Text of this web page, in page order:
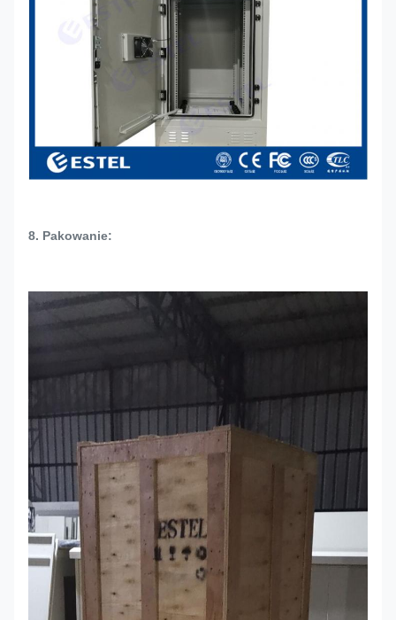
8. Pakowanie: